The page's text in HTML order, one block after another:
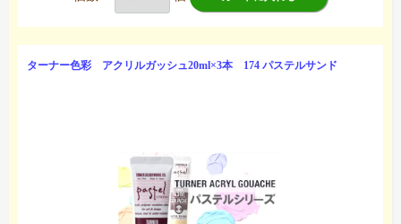
ターナー色彩 アクリルガッシュ20ml×3本 174 パステルサンド